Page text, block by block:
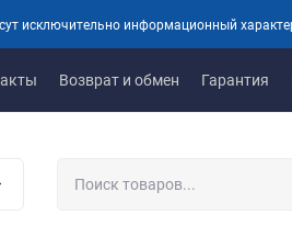
исключительно информационный
Возврат и обмен Гарантия